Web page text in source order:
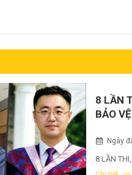
8 LẦN
BẢO VỆ
Ngày
8 LẦN